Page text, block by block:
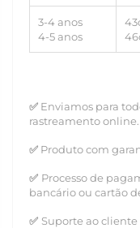
3-4 anos
4-5 anos
✅ Enviamos para
rastreamento online.
✅ Produto com
✅ Processo de
bancário ou cartão
✅ Suporte ao cliente